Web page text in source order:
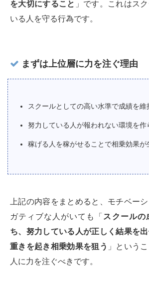
を大切にすること 」です。これはス
いる人を守る行為です。
まずは上位層に力を注ぐ理由
スクールとしての高い水準で成績を維
努力している人が報われない環境を作
稼げる人を稼がせることで相乗効果が
上記の内容をまとめると、モチベー
ガティブな人がいても「 スクールの
ち、努力している人が正しく結果を
重きを起き相乗効果を狙う 」という
人に力を注ぐべきです。